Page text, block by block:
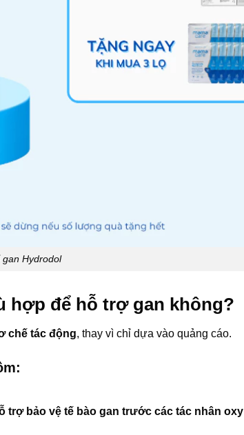
gan Hydrodol
hợp để hỗ trợ gan không?
chế tác động, thay vì chỉ dựa vào quảng cáo.
trợ bảo vệ tế bào gan trước các tác nhân